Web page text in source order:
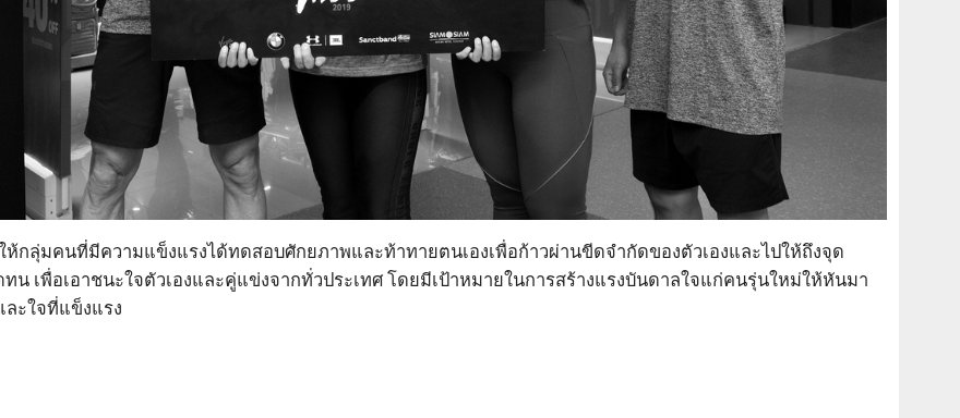
ห้กลุ่มคนที่มีความแข็งแรงได้ทดสอบศักยภาพและท้าทายตนเองเพื่อก้าวผ่านขีดจำกัดของตัวเองและไปให้ถึงจุด
น เพื่อเอาชนะใจตัวเองและคู่แข่งจากทั่วประเทศ โดยมีเป้าหมายในการสร้างแรงบันดาลใจแก่คนรุ่นใหม่ให้หันมา
ะใจที่แข็งแรง